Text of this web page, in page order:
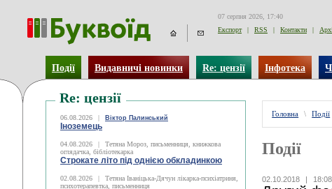
07 серпня 2026, 17:40
Експорт
| RSS | Контакти |
Події Видавничі новинки Re: цензії Інфотека
Re: цензії
06.08.2026 | Віктор Палинський
Іноземець
04.08.2026 |
Тетяна Мороз, письменниця, книжкова
оглядачка, бібліотекарка
Строкате літо під однією обкладинкою
02.08.2026 |
Тетяна Іваніцька-Дячун лікарка-психіатриня,
психотерапевтка, письменниця
Головна \ Події
Події
02.10.2018 | 18:08